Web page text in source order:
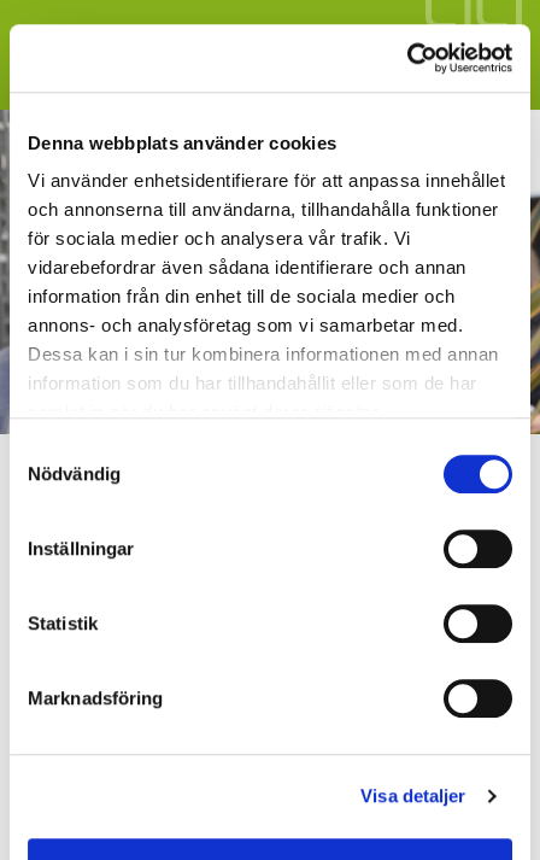
Denna webbplats använder cookies
Vi använder enhetsidentifierare för att anpassa innehållet
och annonserna till användarna, tillhandahålla funktioner
för sociala medier och analysera vår trafik. Vi
vidarebefordrar även sådana identifierare och annan
information från din enhet till de sociala medier och
annons- och analysföretag som vi samarbetar med.
Dessa kan i sin tur kombinera informationen med annan
information som du har tillhandahållit eller som de har
Nödvändig
Inställningar
Statistik
Marknadsföring
Visa detaljer
FUSHION MANDEVILLE
The most Mandeville Collection.
Very resistant to diseases and ideal for very hot areas. The
level of flowering and its original color is not usually